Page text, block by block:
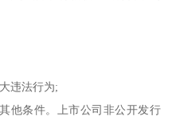
违法行为;
他条件。上市公司非公开发行